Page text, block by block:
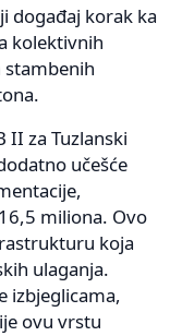
događaj korak ka
kolektivnih
stambenih
II za Tuzlanski
učešće
miliona. Ovo
koja
ulaganja.
izbjeglicama,
ovu vrstu